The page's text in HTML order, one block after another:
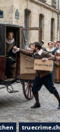
truecrime.ch